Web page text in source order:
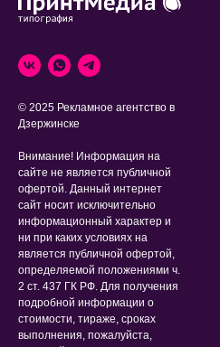
© 2025 Рекламное агентство в
Дзержинске
Внимание! Информация на
сайте не является публичной
офертой. Данный интернет
сайт носит исключительно
информационный характер и
ни при каких условиях на
является публичной офертой,
определяемой положениями ч.
2 ст. 437 ГК РФ. Для получения
подробной информации о
стоимости, тираже, сроках
выполнения, пожалуйста,